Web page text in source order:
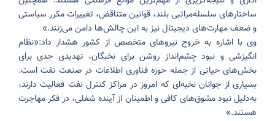
ساختارهای سلسله‌مراتبی بلند، قوانین متناقض، تغییرات مکرر سیاستی
و ضعف مهارت‌های دیجیتال نیز به این چالش‌ها دامن می‌زنند.»
وی با اشاره به خروج نیروهای متخصص از کشور هشدار داد:«نظام
انگیزشی و نبود چشم‌انداز روشن برای نخبگان، تهدیدی جدی برای
بخش‌های حیاتی از جمله حوزه فناوری اطلاعات در صنعت نفت است.
بسیاری از جوانان نخبه‌ای که امروز در مراکز کنترل نفت فعالیت دارند،
به‌دلیل نبود مشوق‌های کافی و اطمینان از آینده شغلی، در فکر مهاجرت
هستند.»